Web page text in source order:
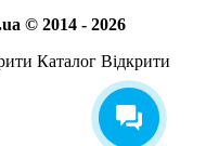
© 2014 - 2026
Каталог Відкрити